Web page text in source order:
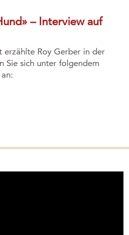
– Interview auf
erzählte Roy Gerber in der
Sie sich unter folgendem